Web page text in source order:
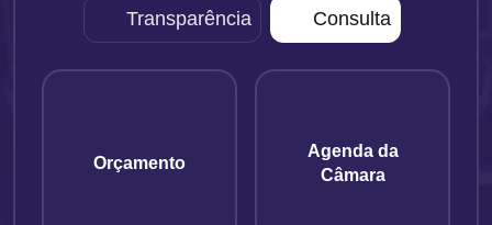
Transparência Consulta
Orçamento
Agenda da
Câmara